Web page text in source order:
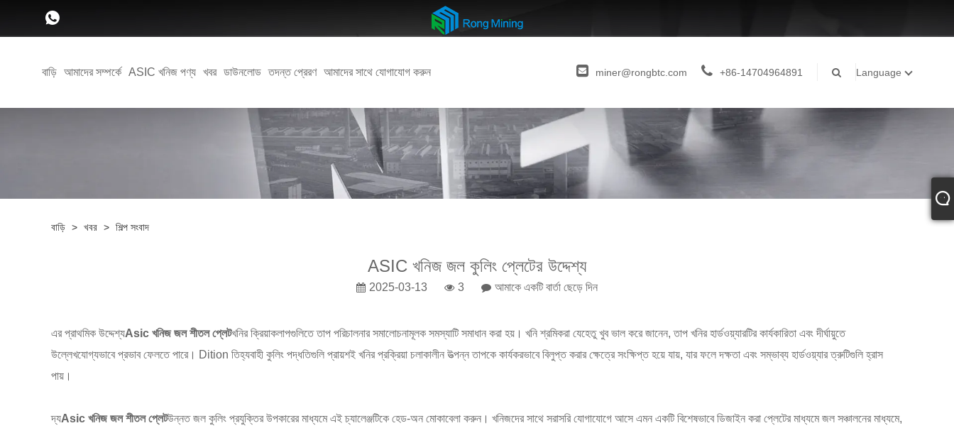
বাড়ি আমাদের সম্পর্কে ASIC খনিজ পণ্য খবর ডাউনলোড তদন্ত প্রেরণ আমাদের সাথে যোগাযোগ করুন miner@rongbtc.com +86-14704964891 Language
বাড়ি > খবর > শিল্প সংবাদ
ASIC খনিজ জল কুলিং প্লেটের উদ্দেশ্য
2025-03-13 3 আমাকে একটি বার্তা ছেড়ে দিন
এর প্রাথমিক উদ্দেশ্যAsic খনিজ জল শীতল প্লেটখনির ক্রিয়াকলাপগুলিতে তাপ পরিচালনার সমালোচনামূলক সমস্যাটি সমাধান করা হয়। খনি শ্রমিকরা যেহেতু খুব ভাল করে জানেন, তাপ খনির হার্ডওয়্যারটির কার্যকারিতা এবং দীর্ঘায়ুতে
উল্লেখযোগ্যভাবে প্রভাব ফেলতে পারে। Dition তিহ্যবাহী কুলিং পদ্ধতিগুলি প্রায়শই খনির প্রক্রিয়া চলাকালীন উত্পন্ন তাপকে কার্যকরভাবে বিলুপ্ত করার ক্ষেত্রে সংক্ষিপ্ত হয়ে যায়, যার ফলে দক্ষতা এবং সম্ভাব্য হার্ডওয়্যার ত্রুটিগুলি হ্রাস
পায়।
দ্যAsic খনিজ জল শীতল প্লেটউন্নত জল কুলিং প্রযুক্তির উপকারের মাধ্যমে এই চ্যালেঞ্জটিকে হেড-অন মোকাবেলা করুন। খনিজদের সাথে সরাসরি যোগাযোগে আসে এমন একটি বিশেষভাবে ডিজাইন করা প্লেটের মাধ্যমে জল সঞ্চালনের মাধ্যমে,